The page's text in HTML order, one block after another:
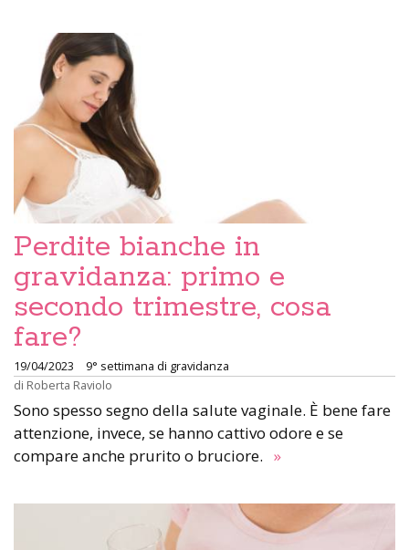
Perdite bianche in
gravidanza: primo e
secondo trimestre, cosa
fare?
19/04/2023
9° settimana di gravidanza
di Roberta Raviolo
Sono spesso segno della salute vaginale. È bene fare
attenzione, invece, se hanno cattivo odore e se
compare anche prurito o bruciore. »